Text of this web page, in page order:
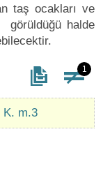
taş ocakları ve
görüldüğü halde
1
K. m.3